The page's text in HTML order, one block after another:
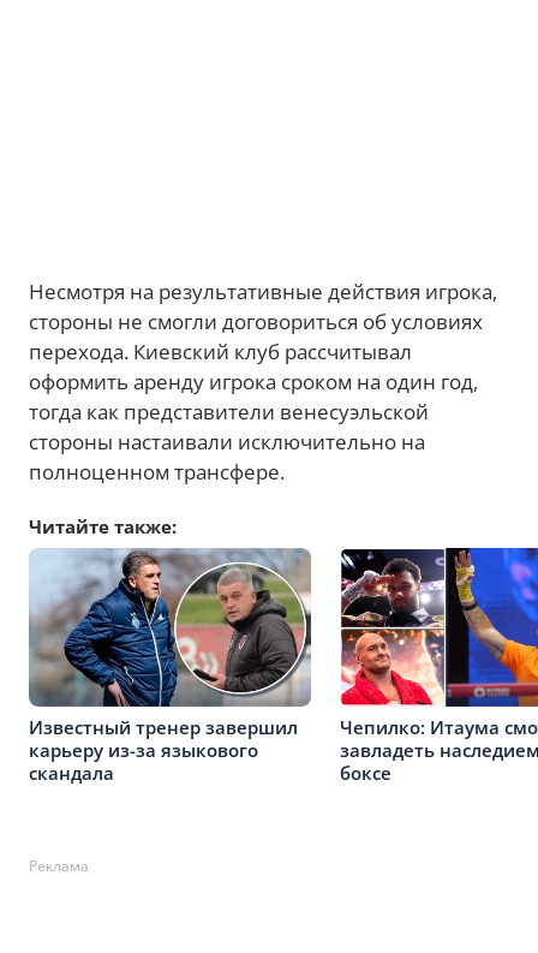
Несмотря на результативные действия игрока,
стороны не смогли договориться об условиях
перехода. Киевский клуб рассчитывал
оформить аренду игрока сроком на один год,
тогда как представители венесуэльской
стороны настаивали исключительно на
полноценном трансфере.
Читайте также:
Известный тренер завершил
карьеру из-за языкового
скандала
Чепилко: Итаума
завладеть
боксе
Реклама